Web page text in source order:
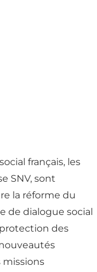
français, les
SNV, sont
la réforme du
de dialogue social
des